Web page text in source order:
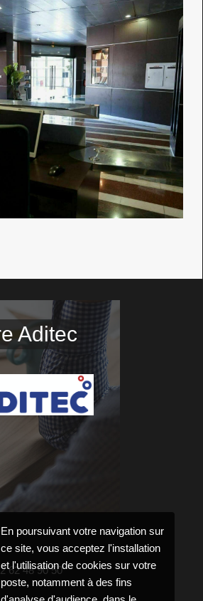
Aditec
62 48 90 50
En poursuivant votre navigation sur
ce site, vous acceptez l'installation
et l'utilisation de cookies sur votre
poste, notamment à des fins